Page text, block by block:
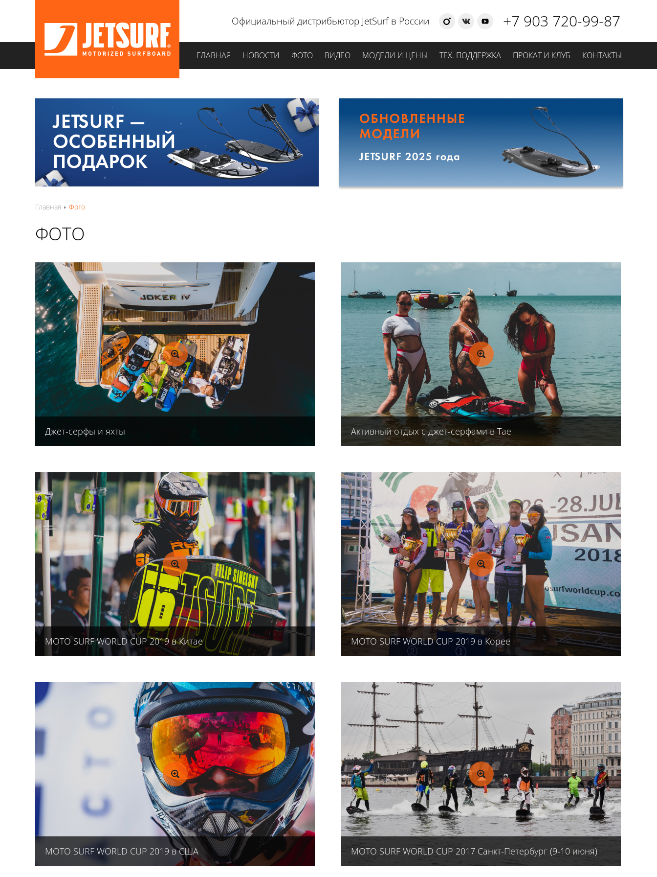
Официальный дистрибьютор JetSurf в России +7 903 720-99-87
ГЛАВНАЯ НОВОСТИ ФОТО ВИДЕО МОДЕЛИ И ЦЕНЫ ТЕХ. ПОДДЕРЖКА ПРОКАТ И КЛУБ КОНТАКТЫ
Главная Фото
ФОТО
Джет-серфы и яхты Активный отдых с джет-серфами в Тае
MOTO SURF WORLD CUP 2019 в Китае MOTO SURF WORLD CUP 2019 в Корее
MOTO SURF WORLD CUP 2019 в США MOTO SURF WORLD CUP 2017 Санкт-Петербург (9-10 июня)